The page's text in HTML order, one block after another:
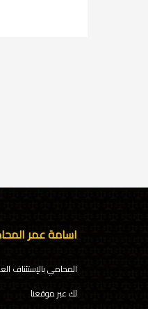
اسامة عمر
المحامي بالإستئناف
لك عبر موقعنا